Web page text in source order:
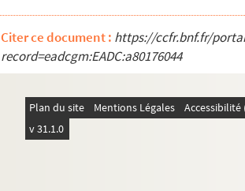
Citer ce document : https://ccfr.bnf.fr/
record=eadcgm:EADC:a80176044
Plan du site Mentions Légales
v 31.1.0